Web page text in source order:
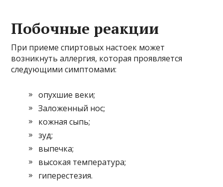
Побочные реакции
При приеме спиртовых настоек может
возникнуть аллергия, которая проявляется
следующими симптомами:
опухшие веки;
Заложенный нос;
кожная сыпь;
зуд;
выпечка;
высокая температура;
гиперестезия.